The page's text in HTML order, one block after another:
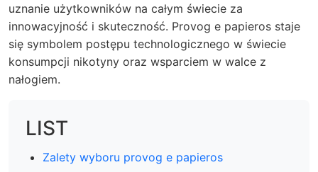
uznanie użytkowników na całym świecie za
innowacyjność i skuteczność. Provog e papieros staje
się symbolem postępu technologicznego w świecie
konsumpcji nikotyny oraz wsparciem w walce z
nałogiem.
LIST
Zalety wyboru provog e papieros